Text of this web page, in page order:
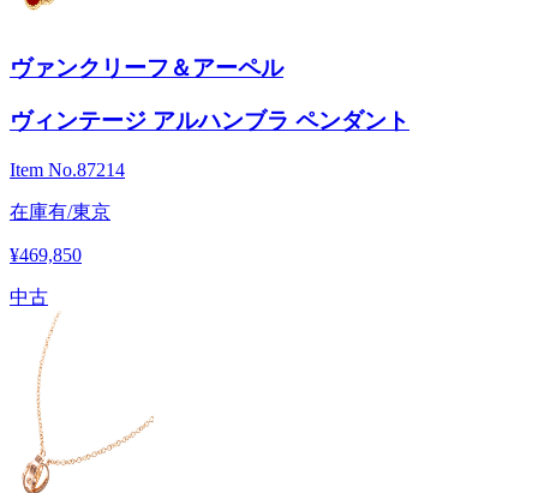
ヴァンクリーフ＆アーペル
ヴィンテージ アルハンブラ ペンダント
Item No.87214
在庫有/東京
¥469,850
中古